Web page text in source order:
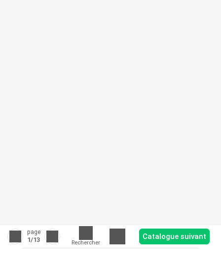
page
1/13 Rechercher
Catalogue suivant